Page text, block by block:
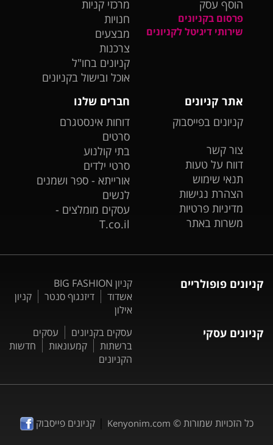
הוסף עסק
פרסום בקניונים
שירותי דיגיטל לקניונים
מרכזי קניות
חנויות
מבצעים
צרכנות
קניונים בחו"ל
אוכל ובישול בקניונים
אתר קניונים
קניונים בפייסבוק
צור קשר
דווח על טעות
תנאי שימוש
הצהרת נגישות
מדיניות פרטיות
משרות באתר
חברים שלנו
דוחות אינסטגרם
סרטים
בתי קולנוע
סרטי ילדים
אורייתא - ספר ושמנים
לנשים
עסקים מומלצים -
T.co.il
קניונים פופולריים
קניון BIG FASHION
אשדוד
דיזנגוף סנטר
קניון
אילון
קניונים עסקי עסקים בקניונים
עסקים
ברשתות
קמעונאות
חדשות
הקניונים
כל הזכויות שמורות © Kenyonim.com
|קניונים פייסבוק